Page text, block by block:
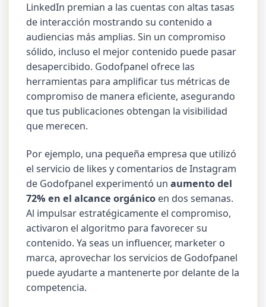
LinkedIn premian a las cuentas con altas tasas
de interacción mostrando su contenido a
audiencias más amplias. Sin un compromiso
sólido, incluso el mejor contenido puede pasar
desapercibido. Godofpanel ofrece las
herramientas para amplificar tus métricas de
compromiso de manera eficiente, asegurando
que tus publicaciones obtengan la visibilidad
que merecen.
Por ejemplo, una pequeña empresa que utilizó
el servicio de likes y comentarios de Instagram
de Godofpanel experimentó unaumento del
72% en el alcance orgánico en dos semanas.
Al impulsar estratégicamente el compromiso,
activaron el algoritmo para favorecer su
contenido. Ya seas un influencer, marketer o
marca, aprovechar los servicios de Godofpanel
puede ayudarte a mantenerte por delante de la
competencia.